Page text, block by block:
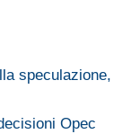
speculazione,
Opec